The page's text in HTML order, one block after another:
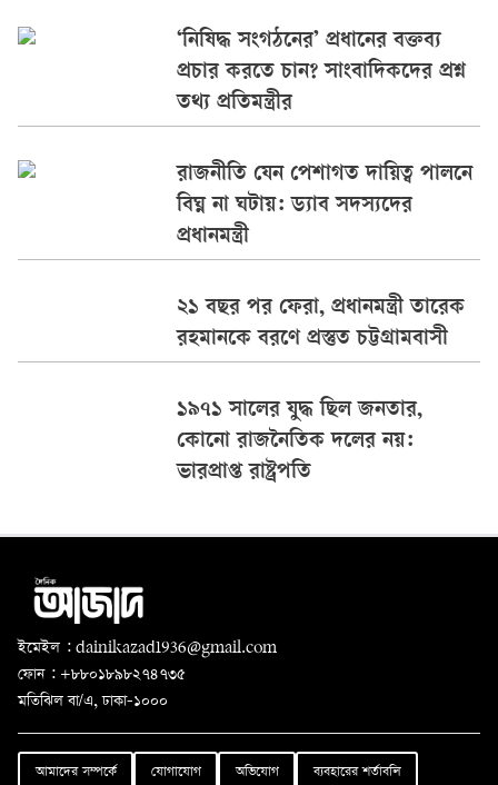
‘নিষিদ্ধ সংগঠনের’ প্রধানের বক্তব্য
প্রচার করতে চান? সাংবাদিকদের প্রশ্ন
তথ্য প্রতিমন্ত্রীর
রাজনীতি যেন পেশাগত দায়িত্ব পালনে
বিঘ্ন না ঘটায়: ড্যাব সদস্যদের
প্রধানমন্ত্রী
২১ বছর পর ফেরা, প্রধানমন্ত্রী তারেক
রহমানকে বরণে প্রস্তুত চট্টগ্রামবাসী
১৯৭১ সালের যুদ্ধ ছিল জনতার,
কোনো রাজনৈতিক দলের নয়:
ভারপ্রাপ্ত রাষ্ট্রপতি
ইমেইল : dainikazad1936@gmail.com
ফোন : +৮৮০১৮৯৮২৭৪৭৩৫
মতিঝিল বা/এ, ঢাকা-১০০০
আমাদের সম্পর্কে যোগাযোগ অভিযোগ ব্যবহারের শর্তাবলি